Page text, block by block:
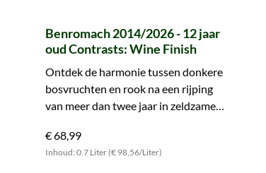
Benromach 2014/2026 - 12 jaar
oud Contrasts: Wine Finish
Ontdek de harmonie tussen donkere
bosvruchten en rook na een rijping
van meer dan twee jaar in zeldzame
€ 68,99
Inhoud: 0.7 Liter (€ 98,56/Liter)